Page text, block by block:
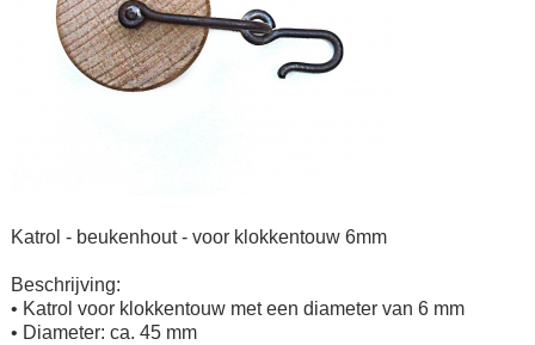
Katrol - beukenhout - voor klokkentouw 6mm
Beschrijving:
• Katrol voor klokkentouw met een diameter van 6 mm
• Diameter: ca. 45 mm